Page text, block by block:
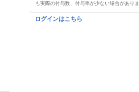
も実際の付与数、付与率が少ない場合があり
ログインはこちら